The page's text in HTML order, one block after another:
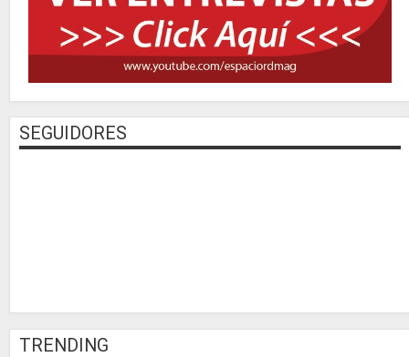
SEGUIDORES
TRENDING